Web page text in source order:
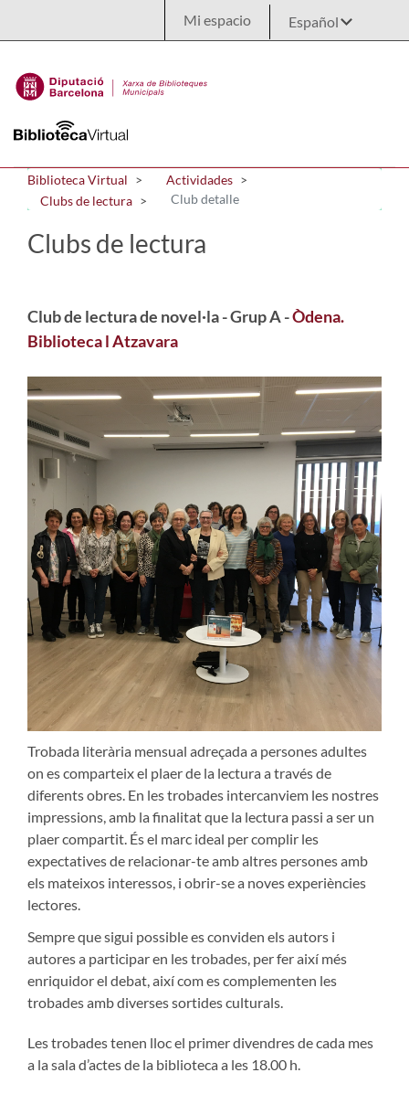
Mi espacio
Biblioteca Virtual
Actividades
Clubs de lectura
Club detalle
Clubs de lectura
Club de lectura de novel·la - Grup A -Òdena.
Biblioteca l Atzavara
Trobada literària mensual adreçada a persones adultes
on es comparteix el plaer de la lectura a través de
diferents obres. En les trobades intercanviem les nostres
impressions, amb la finalitat que la lectura passi a ser un
plaer compartit. És el marc ideal per complir les
expectatives de relacionar-te amb altres persones amb
els mateixos interessos, i obrir-se a noves experiències
lectores.
Sempre que sigui possible es conviden els autors i
autores a participar en les trobades, per fer així més
enriquidor el debat, així com es complementen les
trobades amb diverses sortides culturals.
Les trobades tenen lloc el primer divendres de cada mes
a la sala d’actes de la biblioteca a les 18.00 h.